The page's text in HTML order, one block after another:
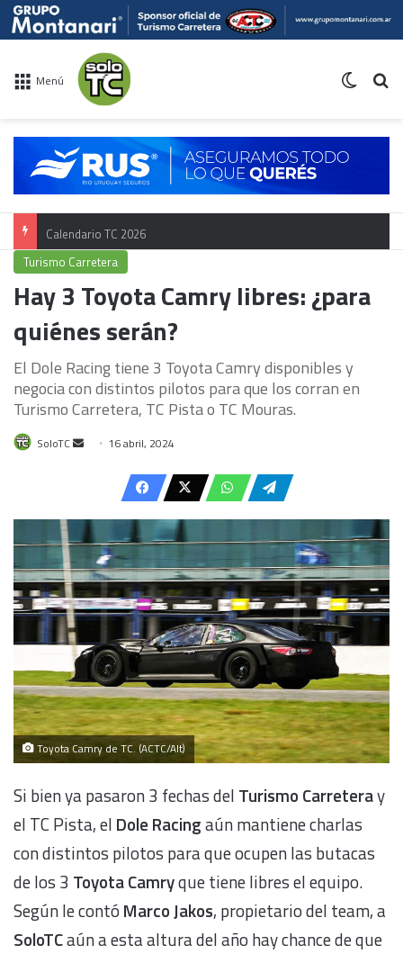
Menú
Calendario TC 2026
Turismo Carretera
Hay 3 Toyota Camry libres: ¿para
quiénes serán?
El Dole Racing tiene 3 Toyota Camry disponibles y
negocia con distintos pilotos para que los corran en
Turismo Carretera, TC Pista o TC Mouras.
SoloTC
Send 16 abril, 2024
Toyota Camry de TC. (ACTC/Alt)
Si bien ya pasaron 3 fechas del Turismo Carreteray
el TC Pista, el Dole Racingaún mantiene charlas
con distintos pilotos para que ocupen las butacas
de los 3 Toyota Camryque tiene libres el equipo.
Según le contó Marco Jakos, propietario del team, a
SoloTCaún a esta altura del año hay chance de que